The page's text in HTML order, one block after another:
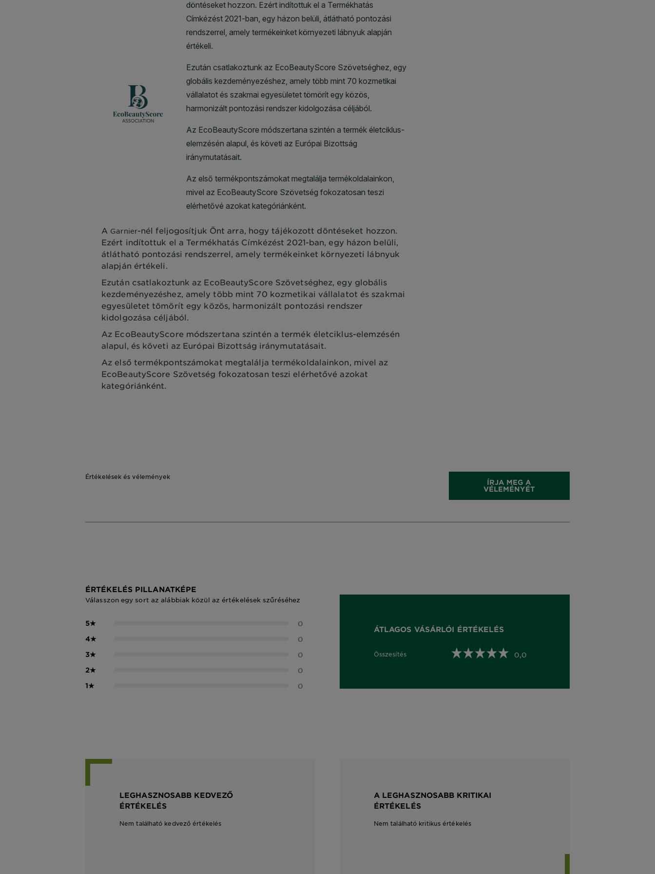
A Garnier-nél feljogosítjuk Önt arra, hogy tájékozott döntéseket hozzon.
Ezért indítottuk el a Termékhatás Címkézést 2021-ban, egy házon belüli,
átlátható pontozási rendszerrel, amely termékeinket környezeti lábnyuk
alapján értékeli.
Ezután csatlakoztunk az EcoBeautyScore Szövetséghez, egy globális
kezdeményezéshez, amely több mint 70 kozmetikai vállalatot és szakmai
egyesületet tömörít egy közös, harmonizált pontozási rendszer
kidolgozása céljából.
Az EcoBeautyScore módszertana szintén a termék életciklus-elemzésén
alapul, és követi az Európai Bizottság iránymutatásait.
Az első termékpontszámokat megtalálja termékoldalainkon, mivel az
EcoBeautyScore Szövetség fokozatosan teszi elérhetővé azokat
kategóriánként.
Értékelések és vélemények
ÍRJA MEG A
VÉLEMÉNYÉT
ÉRTÉKELÉS PILLANATKÉPE
Válasszon egy sort az alábbiak közül az értékelések szűréséhez
5★ 0
4★ 0
3★ 0
2★ 0
1★ 0
ÁTLAGOS VÁSÁRLÓI ÉRTÉKELÉS
Összesítés
0,0 out of 5 stars 0,0
LEGHASZNOSABB KEDVEZŐ
ÉRTÉKELÉS
Nem található kedvező értékelés
A LEGHASZNOSABB KRITIKAI
ÉRTÉKELÉS
Nem található kritikus értékelés